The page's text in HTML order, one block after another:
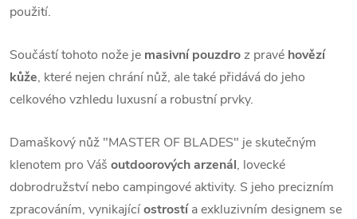
použití.
Součástí tohoto nože je masivní pouzdroz pravé hovězí
kůže, které nejen chrání nůž, ale také přidává do jeho
celkového vzhledu luxusní a robustní prvky.
Damaškový nůž "MASTER OF BLADES" je skutečným
klenotem pro Váš outdoorových arzenál, lovecké
dobrodružství nebo campingové aktivity. S jeho precizním
zpracováním, vynikajícíostrostía exkluzivním designem se